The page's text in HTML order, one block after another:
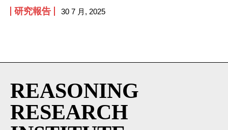
研究報告 30 7 月, 2025
REASONING
RESEARCH